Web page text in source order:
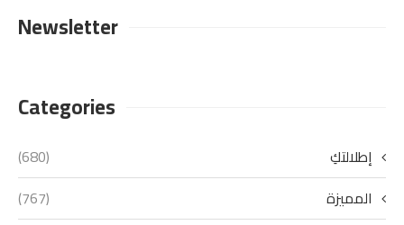
Newsletter
Categories
إطلالتكِ
(680)
المميزة
(767)